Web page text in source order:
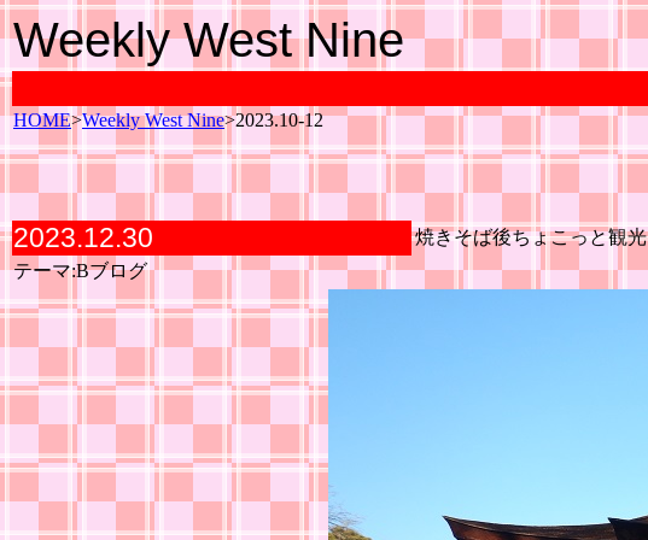
Weekly West Nine
HOME>Weekly West Nine>2023.10-12
2023.12.30
焼きそば後ちょこっと観光
テーマ:Bブログ